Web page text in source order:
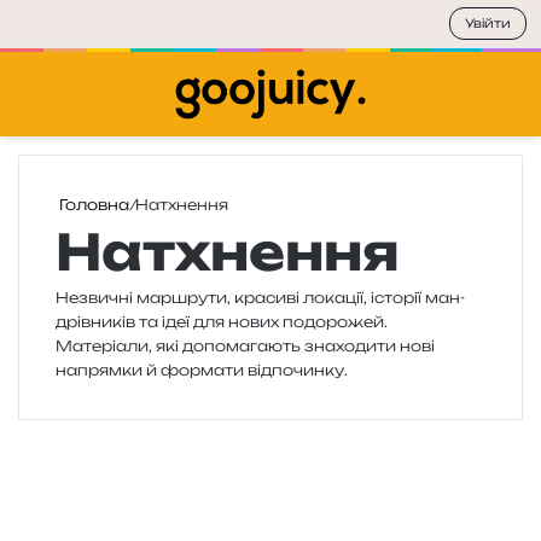
Головна/Натхнення
Натхнення
Незвичні мар­шру­ти, кра­си­ві лока­ції, істо­рії ман­
дрів­ни­ків та ідеї для нових подо­ро­жей.
Матеріали, які допо­ма­га­ють зна­хо­ди­ти нові
напрям­ки й фор­ма­ти відпочинку.
Увійти